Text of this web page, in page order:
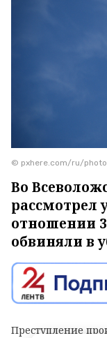
© pxhere.com/ru/
Во
рассмотрел
отношении
обвиняли в
Преступление